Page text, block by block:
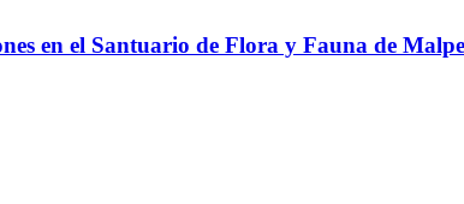
en el Santuario de Flora y Fauna de